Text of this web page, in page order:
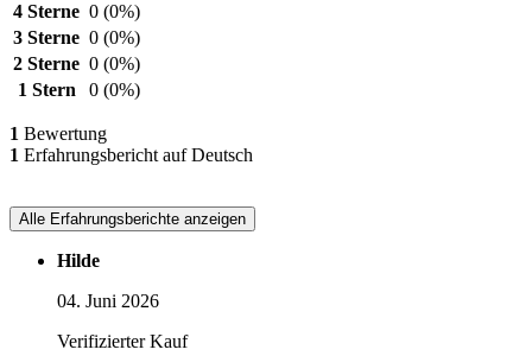
4 Sterne 0 (0%)
3 Sterne 0 (0%)
2 Sterne 0 (0%)
1 Stern
0 (0%)
1 Bewertung
1 Erfahrungsbericht auf Deutsch
Alle Erfahrungsberichte anzeigen
Hilde
04. Juni 2026
Verifizierter Kauf